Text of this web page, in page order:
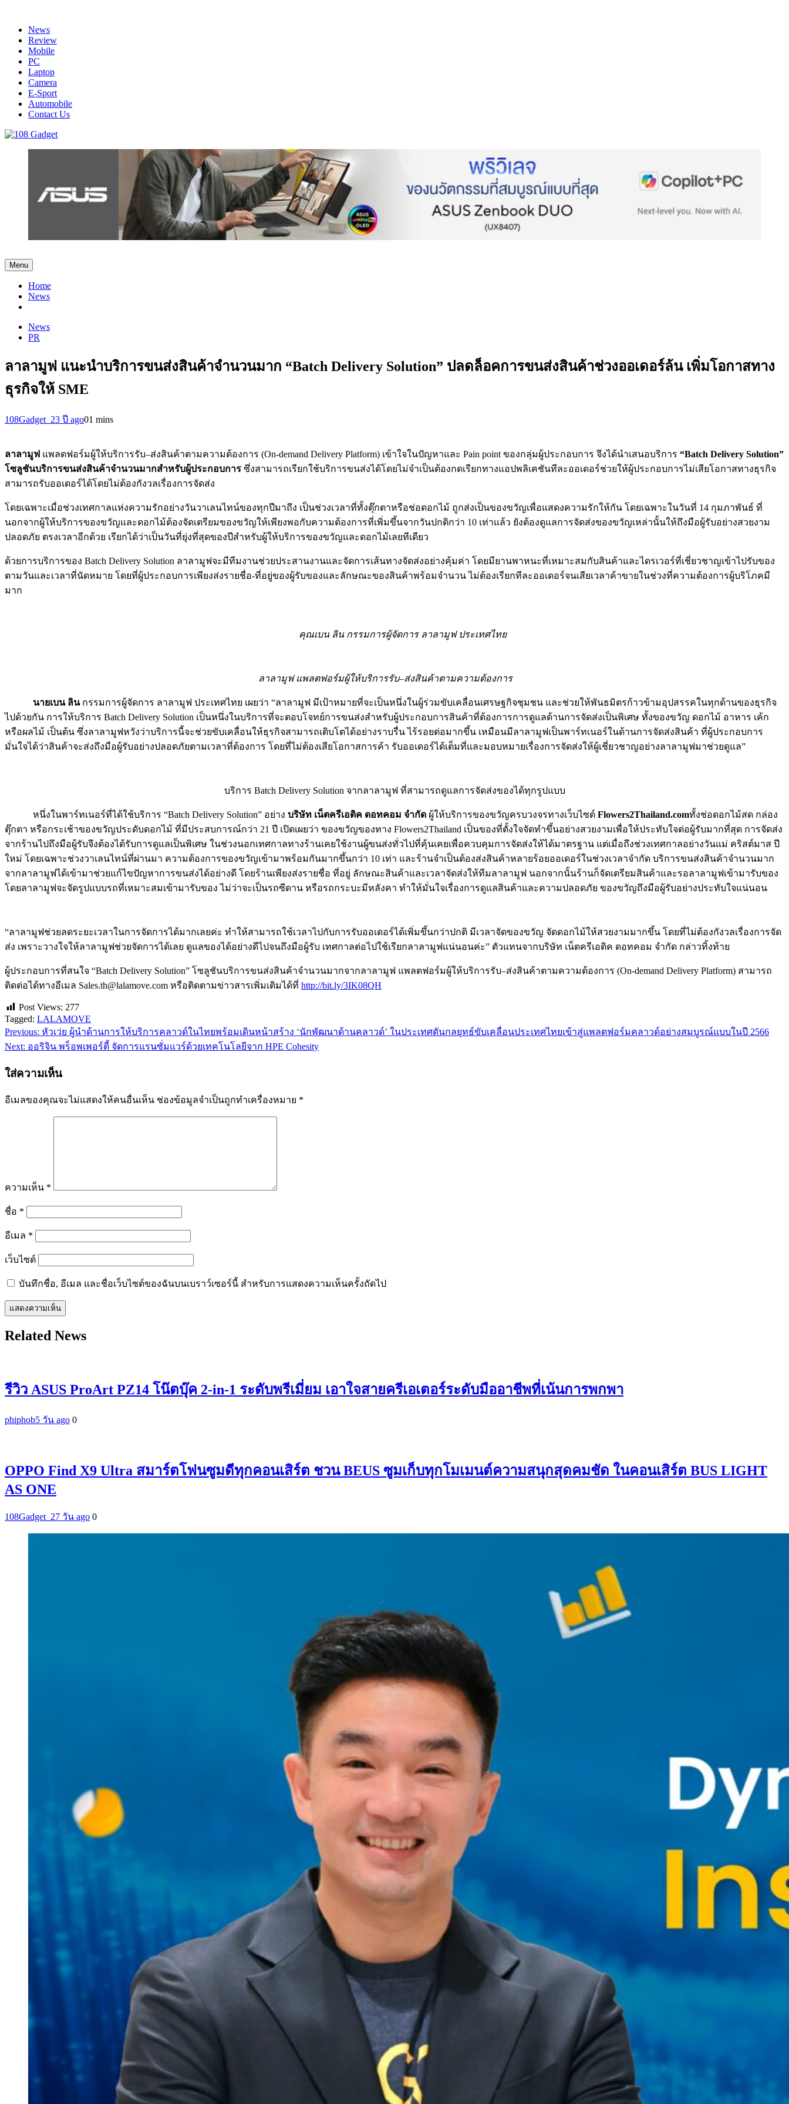
contentNews
Review
Mobile
PC
Laptop
Camera
E-Sport
Automobile
Contact Us
รวบรวมเรื่องราว Gadget IT ,Laptop, Smartphone , ยานยนต์
Menu
Home
News
News
PR
ลาลามูฟ แนะนำบริการขนส่งสินค้าจำนวนมาก “Batch Delivery Solution” ปลดล็อคการขนส่งสินค้าช่วงออเดอร์ล้น เพิ่มโอกาสทาง
ธุรกิจให้ SME
108Gadget_23 ปี ago01 mins
ลาลามูฟ แพลตฟอร์มผู้ให้บริการรับ–ส่งสินค้าตามความต้องการ (On-demand Delivery Platform) เข้าใจในปัญหาและ Pain point ของกลุ่มผู้ประกอบการ จึงได้นำเสนอบริการ “Batch Delivery Solution”
โซลูชันบริการขนส่งสินค้าจำนวนมากสำหรับผู้ประกอบการ ซึ่งสามารถเรียกใช้บริการขนส่งได้โดยไม่จำเป็นต้องกดเรียกทางแอปพลิเคชันทีละออเดอร์ช่วยให้ผู้ประกอบการไม่เสียโอกาสทางธุรกิจ
สามารถรับออเดอร์ได้โดยไม่ต้องกังวลเรื่องการจัดส่ง
โดยเฉพาะเมื่อช่วงเทศกาลแห่งความรักอย่างวันวาเลนไทน์ของทุกปีมาถึง เป็นช่วงเวลาที่ทั้งตุ๊กตาหรือช่อดอกไม้ ถูกส่งเป็นของขวัญเพื่อแสดงความรักให้กัน โดยเฉพาะในวันที่ 14 กุมภาพันธ์ ที่
นอกจากผู้ให้บริการของขวัญและดอกไม้ต้องจัดเตรียมของขวัญให้เพียงพอกับความต้องการที่เพิ่มขึ้นจากวันปกติกว่า 10 เท่าแล้ว ยังต้องดูแลการจัดส่งของขวัญเหล่านั้นให้ถึงมือผู้รับอย่างสวยงาม
ปลอดภัย ตรงเวลาอีกด้วย เรียกได้ว่าเป็นวันที่ยุ่งที่สุดของปีสำหรับผู้ให้บริการของขวัญและดอกไม้เลยทีเดียว
ด้วยการบริการของ Batch Delivery Solution ลาลามูฟจะมีทีมงานช่วยประสานงานและจัดการเส้นทางจัดส่งอย่างคุ้มค่า โดยมียานพาหนะที่เหมาะสมกับสินค้าและไดรเวอร์ที่เชี่ยวชาญเข้าไปรับของ
ตามวันและเวลาที่นัดหมาย โดยที่ผู้ประกอบการเพียงส่งรายชื่อ-ที่อยู่ของผู้รับของและลักษณะของสินค้าพร้อมจำนวน ไม่ต้องเรียกทีละออเดอร์จนเสียเวลาค้าขายในช่วงที่ความต้องการผู้บริโภคมี
มาก
คุณเบน ลิน กรรมการผู้จัดการ ลาลามูฟ ประเทศไทย
ลาลามูฟ แพลตฟอร์มผู้ให้บริการรับ–ส่งสินค้าตามความต้องการ
นายเบน ลินกรรมการผู้จัดการ ลาลามูฟ ประเทศไทย เผยว่า “ลาลามูฟ มีเป้าหมายที่จะเป็นหนึ่งในผู้ร่วมขับเคลื่อนเศรษฐกิจชุมชน และช่วยให้พันธมิตรก้าวข้ามอุปสรรคในทุกด้านของธุรกิจ
ไปด้วยกัน การให้บริการ Batch Delivery Solution เป็นหนึ่งในบริการที่จะตอบโจทย์การขนส่งสำหรับผู้ประกอบการสินค้าที่ต้องการการดูแลด้านการจัดส่งเป็นพิเศษ ทั้งของขวัญ ดอกไม้ อาหาร เค้ก
หรือผลไม้ เป็นต้น ซึ่งลาลามูฟหวังว่าบริการนี้จะช่วยขับเคลื่อนให้ธุรกิจสามารถเติบโตได้อย่างราบรื่น ไร้รอยต่อมากขึ้น เหมือนมีลาลามูฟเป็นพาร์ทเนอร์ในด้านการจัดส่งสินค้า ที่ผู้ประกอบการ
มั่นใจได้ว่าสินค้าจะส่งถึงมือผู้รับอย่างปลอดภัยตามเวลาที่ต้องการ โดยที่ไม่ต้องเสียโอกาสการค้า รับออเดอร์ได้เต็มที่และมอบหมายเรื่องการจัดส่งให้ผู้เชี่ยวชาญอย่างลาลามูฟมาช่วยดูแล”
บริการ Batch Delivery Solution จากลาลามูฟ ที่สามารถดูแลการจัดส่งของได้ทุกรูปแบบ
หนึ่งในพาร์ทเนอร์ที่ได้ใช้บริการ “Batch Delivery Solution” อย่าง บริษัท เน็ตครีเอติค ดอทคอม จำกัด ผู้ให้บริการของขวัญครบวงจรทางเว็บไซต์ Flowers2Thailand.comทั้งช่อดอกไม้สด กล่อง
ตุ๊กตา หรือกระเช้าของขวัญประดับดอกไม้ ที่มีประสบการณ์กว่า 21 ปี เปิดเผยว่า ของขวัญของทาง Flowers2Thailand เป็นของที่ตั้งใจจัดทำขึ้นอย่างสวยงามเพื่อให้ประทับใจต่อผู้รับมากที่สุด การจัดส่ง
จากร้านไปถึงมือผู้รับจึงต้องได้รับการดูแลเป็นพิเศษ ในช่วงนอกเทศกาลทางร้านเคยใช้งานผู้ขนส่งทั่วไปที่คุ้นเคยเพื่อควบคุมการจัดส่งให้ได้มาตรฐาน แต่เมื่อถึงช่วงเทศกาลอย่างวันแม่ คริสต์มาส ปี
ใหม่ โดยเฉพาะช่วงวาเลนไทน์ที่ผ่านมา ความต้องการของขวัญเข้ามาพร้อมกันมากขึ้นกว่า 10 เท่า และร้านจำเป็นต้องส่งสินค้าหลายร้อยออเดอร์ในช่วงเวลาจำกัด บริการขนส่งสินค้าจำนวนมาก
จากลาลามูฟได้เข้ามาช่วยแก้ไขปัญหาการขนส่งได้อย่างดี โดยร้านเพียงส่งรายชื่อ ที่อยู่ ลักษณะสินค้าและเวลาจัดส่งให้ทีมลาลามูฟ นอกจากนั้นร้านก็จัดเตรียมสินค้าและรอลาลามูฟเข้ามารับของ
โดยลาลามูฟจะจัดรูปแบบรถที่เหมาะสมเข้ามารับของ ไม่ว่าจะเป็นรถซีดาน หรือรถกระบะมีหลังคา ทำให้มั่นใจเรื่องการดูแลสินค้าและความปลอดภัย ของขวัญถึงมือผู้รับอย่างประทับใจแน่นอน
“ลาลามูฟช่วยลดระยะเวลาในการจัดการได้มากเลยค่ะ ทำให้สามารถใช้เวลาไปกับการรับออเดอร์ได้เพิ่มขึ้นกว่าปกติ มีเวลาจัดของขวัญ จัดดอกไม้ให้สวยงามมากขึ้น โดยที่ไม่ต้องกังวลเรื่องการจัด
ส่ง เพราะวางใจให้ลาลามูฟช่วยจัดการได้เลย ดูแลของได้อย่างดีไปจนถึงมือผู้รับ เทศกาลต่อไปใช้เรียกลาลามูฟแน่นอนค่ะ” ตัวแทนจากบริษัท เน็ตครีเอติค ดอทคอม จำกัด กล่าวทิ้งท้าย
ผู้ประกอบการที่สนใจ “Batch Delivery Solution” โซลูชันบริการขนส่งสินค้าจำนวนมากจากลาลามูฟ แพลตฟอร์มผู้ให้บริการรับ–ส่งสินค้าตามความต้องการ (On-demand Delivery Platform) สามารถ
ติดต่อได้ทางอีเมล Sales.th@lalamove.com หรือติดตามข่าวสารเพิ่มเติมได้ที่ http://bit.ly/3IK08QH
Post Views: 277
Tagged: LALAMOVE
แนะแนว
Previous: หัวเว่ย ผู้นำด้านการให้บริการคลาวด์ในไทยพร้อมเดินหน้าสร้าง ‘นักพัฒนาด้านคลาวด์’ ในประเทศดันกลยุทธ์ขับเคลื่อนประเทศไทยเข้าสู่แพลตฟอร์มคลาวด์อย่างสมบูรณ์แบบในปี 2566
Next: ออริจิน พร็อพเพอร์ตี้ จัดการแรนซั่มแวร์ด้วยเทคโนโลยีจาก HPE Cohesity
ใส่ความเห็น
อีเมลของคุณจะไม่แสดงให้คนอื่นเห็น ช่องข้อมูลจำเป็นถูกทำเครื่องหมาย *
ความเห็น *
ชื่อ *
อีเมล *
เว็บไซต์
บันทึกชื่อ, อีเมล และชื่อเว็บไซต์ของฉันบนเบราว์เซอร์นี้ สำหรับการแสดงความเห็นครั้งถัดไป
Related News
รีวิว ASUS ProArt PZ14 โน๊ตบุ๊ค 2-in-1 ระดับพรีเมี่ยม เอาใจสายครีเอเตอร์ระดับมืออาชีพที่เน้นการพกพา
phiphob5 วัน ago 0
OPPO Find X9 Ultra สมาร์ตโฟนซูมดีทุกคอนเสิร์ต ชวน BEUS ซูมเก็บทุกโมเมนต์ความสนุกสุดคมชัด ในคอนเสิร์ต BUS LIGHT
AS ONE
108Gadget_27 วัน ago 0